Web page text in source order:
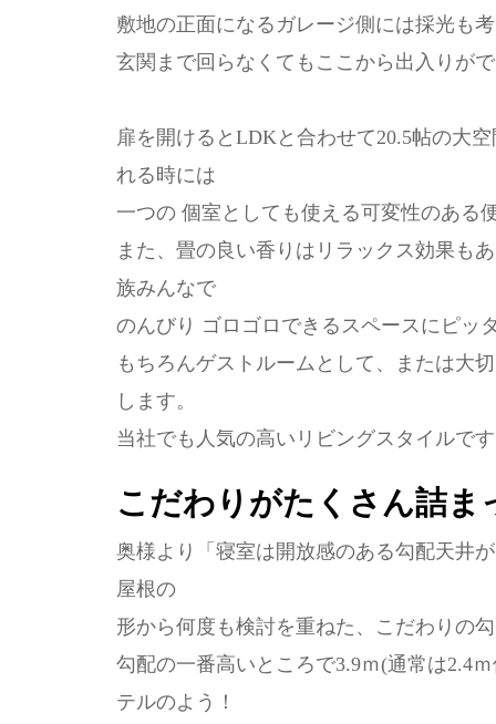
敷地の正面になるガレージ側には採光も
玄関まで回らなくてもここから出入りが
扉を開けるとLDKと合わせて20.5帖の大
れる時には
一つの 個室としても使える可変性のある
また、畳の良い香りはリラックス効果も
族みんなで
のんびり ゴロゴロできるスペースにピッ
もちろんゲストルームとして、または大
します。
当社でも人気の高いリビングスタイルで
こだわりがたくさん詰ま
奥様より「寝室は開放感のある勾配天井
屋根の
形から何度も検討を重ねた、こだわりの
勾配の一番高いところで3.9ｍ(通常は2.4
テルのよう！